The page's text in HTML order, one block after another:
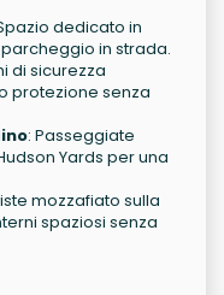
dedicato in
in strada.
di sicurezza
protezione senza
: Passeggiate
Yards per una
mozzafiato sulla
spaziosi senza